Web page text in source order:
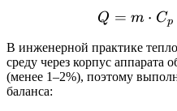
Q = m ⋅ Cp
В инженерной практике
среду через корпус
(менее 1–2%), поэтому
баланса: